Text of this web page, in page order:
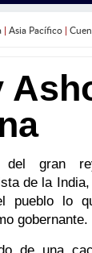
| Asia Pacífico|
del gran
de la
pueblo lo
gobernante.